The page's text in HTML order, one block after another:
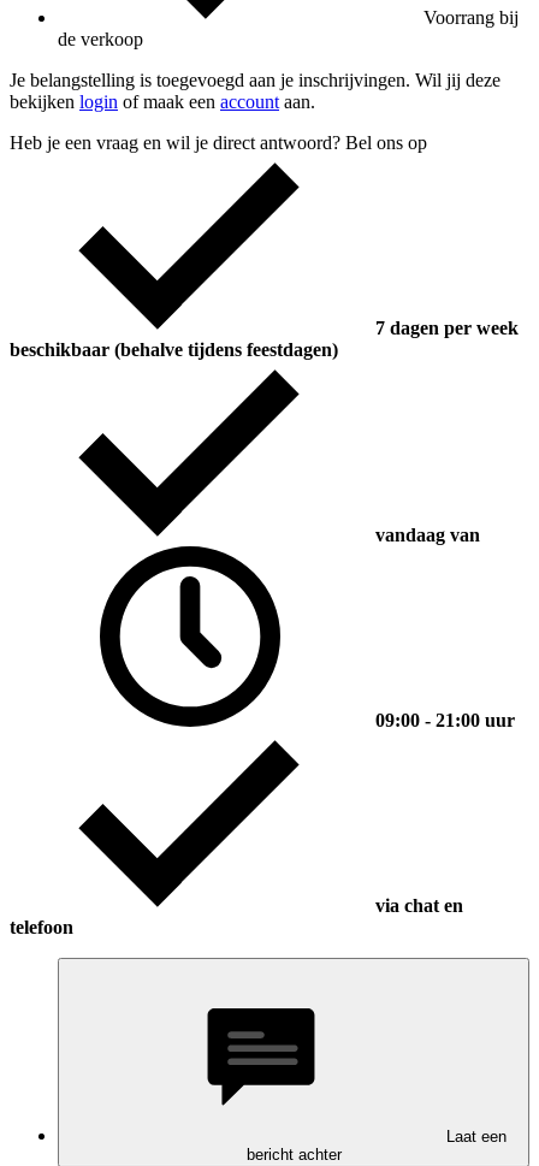
Voorrang bij
de verkoop
Je belangstelling is toegevoegd aan je inschrijvingen. Wil jij deze
bekijken login of maak een account aan.
Heb je een vraag en wil je direct antwoord? Bel ons op
7 dagen per week
beschikbaar (behalve tijdens feestdagen)
vandaag van
09:00 - 21:00 uur
via chat en
telefoon
Laat een
bericht achter